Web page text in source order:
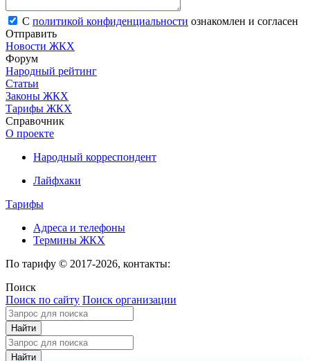
С политикой конфиденциальности ознакомлен и согласен
Отправить
Новости ЖКХ
Форум
Народный рейтинг
Статьи
Законы ЖКХ
Тарифы ЖКХ
Справочник
О проекте
Народный корреспондент
Лайфхаки
Тарифы
Адреса и телефоны
Термины ЖКХ
По тарифу © 2017-2026, контакты:
Поиск
Поиск по сайту Поиск организации